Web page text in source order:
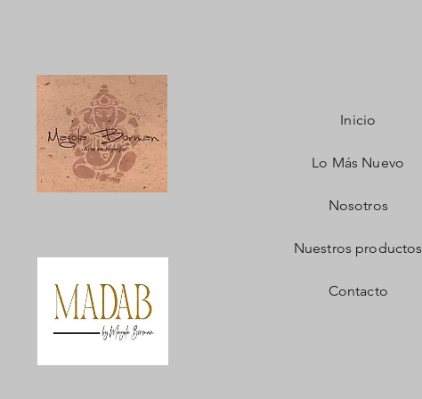
Inicio
Lo Más Nuevo
Nosotros
Nuestros productos
Contacto